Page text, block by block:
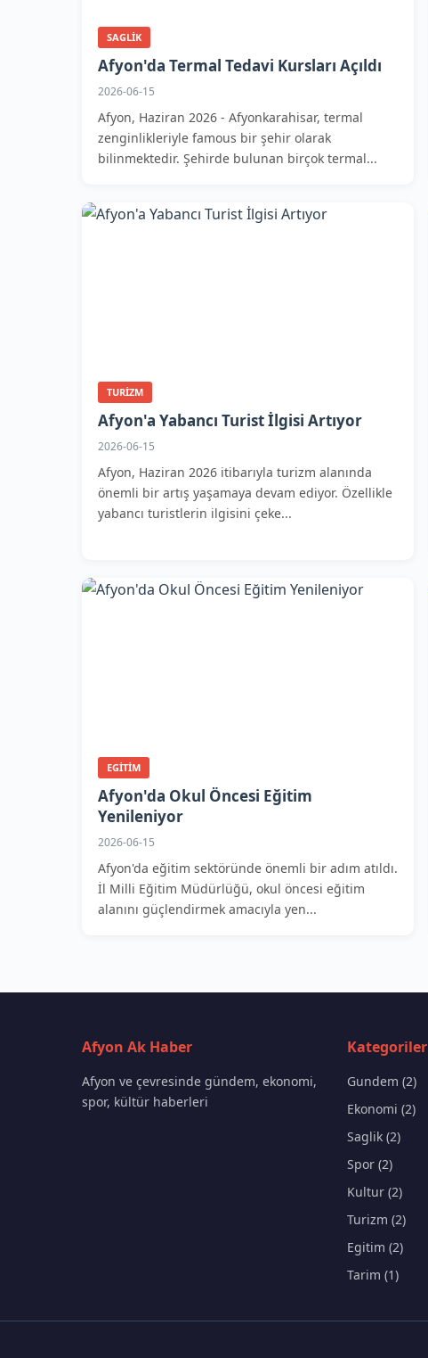
SAGLIK
Afyon'da Termal Tedavi Kursları Açıldı
2026-06-15
Afyon, Haziran 2026 - Afyonkarahisar, termal
zenginlikleriyle famous bir şehir olarak
bilinmektedir. Şehirde bulunan birçok termal...
TURIZM
Afyon'a Yabancı Turist İlgisi Artıyor
2026-06-15
Afyon, Haziran 2026 itibarıyla turizm alanında
önemli bir artış yaşamaya devam ediyor. Özellikle
yabancı turistlerin ilgisini çeke...
EGITIM
Afyon'da Okul Öncesi Eğitim
Yenileniyor
2026-06-15
Afyon'da eğitim sektöründe önemli bir adım atıldı.
İl Milli Eğitim Müdürlüğü, okul öncesi eğitim
alanını güçlendirmek amacıyla yen...
Afyon Ak Haber
Afyon ve çevresinde gündem, ekonomi,
spor, kültür haberleri
Kategoriler
Gundem (2)
Ekonomi (2)
Saglik (2)
Spor (2)
Kultur (2)
Turizm (2)
Egitim (2)
Tarim (1)